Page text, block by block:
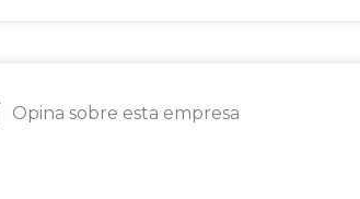
Opina sobre esta empresa